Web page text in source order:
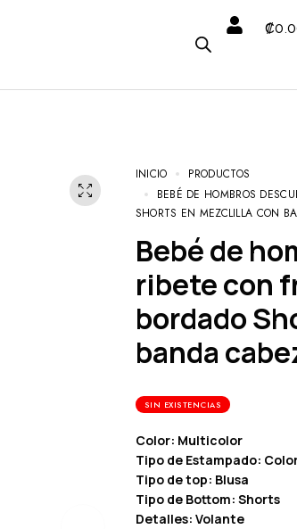
₡
INICIO
PRODUCTOS
BEBÉ DE HOMBROS
SHORTS EN MEZCLILLA CON
Bebé de hombros descubiertos
ribete con
bordado
banda
SIN EXISTENCIAS
Color: Multicolor
Tipo de Estampado:
Tipo de top: Blusa
Tipo de Bottom: Shorts
Detalles: Volante